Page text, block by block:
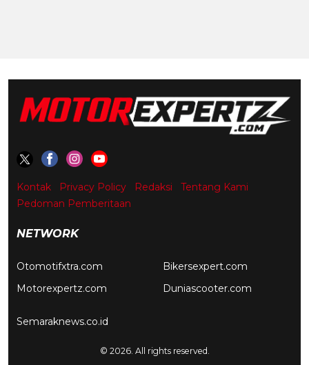
Kontak Privacy Policy Redaksi
Tentang Kami
Pedoman Pemberitaan
NETWORK
Otomotifxtra.com
Motorexpertz.com
Bikersexpert.com
Duniascooter.com
Semaraknews.co.id
© 2026. All rights reserved.